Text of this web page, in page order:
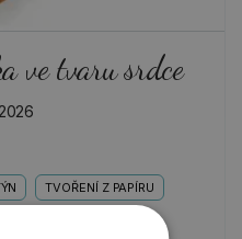
ve tvaru srdce
TVOŘENÍ Z PAPÍRU